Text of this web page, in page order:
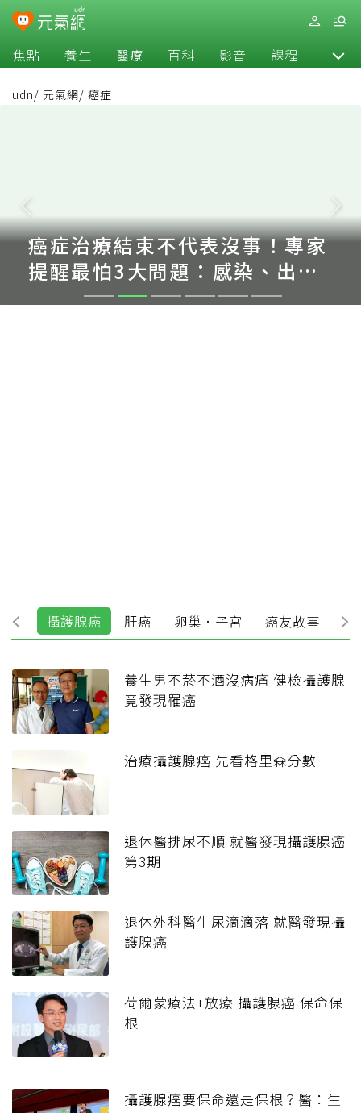
焦點 養生 醫療 百科 影音 課程 退休
udn/ 元氣網/ 癌症
癌症治療結束不代表沒事！專家
提醒最怕3大問題：感染、出
血、體力撐不住
癌 攝護腺癌 肝癌 卵巢．子宮 癌友故事 乳
養生男不菸不酒沒病痛 健檢攝護腺
竟發現罹癌
治療攝護腺癌 先看格里森分數
退休醫排尿不順 就醫發現攝護腺癌
第3期
退休外科醫生尿滴滴落 就醫發現攝
護腺癌
荷爾蒙療法+放療 攝護腺癌 保命保
根
攝護腺癌要保命還是保根？醫：生